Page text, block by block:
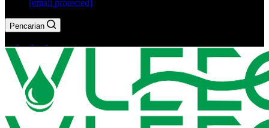
[email protected]
Pencarian